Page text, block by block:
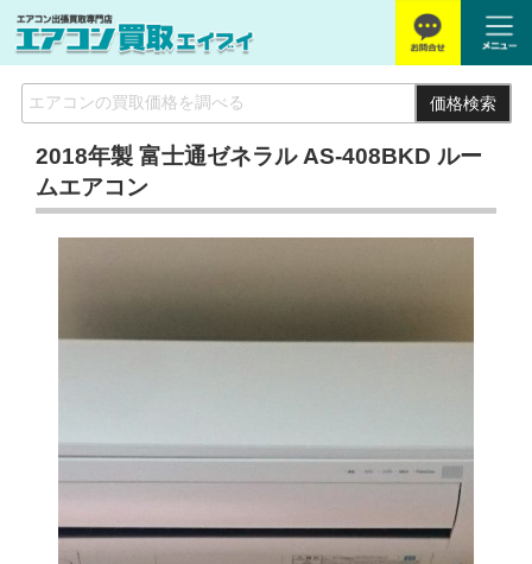
価格検索
2018年製 富士通ゼネラル AS-408BKD ルー
ムエアコン